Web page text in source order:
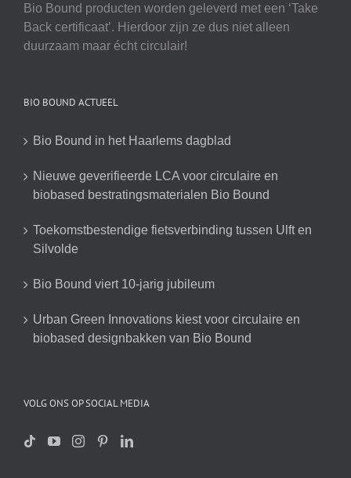
Bio Bound producten worden geleverd met een ‘Take
Back certificaat’. Hierdoor zijn ze dus niet alleen
duurzaam maar écht circulair!
BIO BOUND ACTUEEL
Bio Bound in het Haarlems dagblad
Nieuwe geverifieerde LCA voor circulaire en
biobased bestratingsmaterialen Bio Bound
Toekomstbestendige fietsverbinding tussen Ulft en
Silvolde
Bio Bound viert 10-jarig jubileum
Urban Green Innovations kiest voor circulaire en
biobased designbakken van Bio Bound
VOLG ONS OP SOCIAL MEDIA